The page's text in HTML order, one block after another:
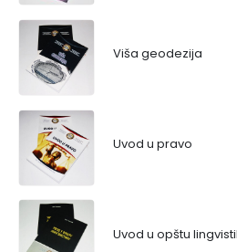
Viša geodezija
Uvod u pravo
Uvod u opštu